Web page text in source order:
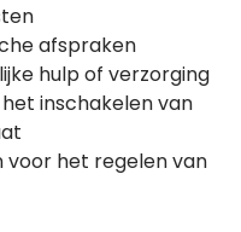
afspraken
hulp of verzorging
inschakelen van
voor het regelen van